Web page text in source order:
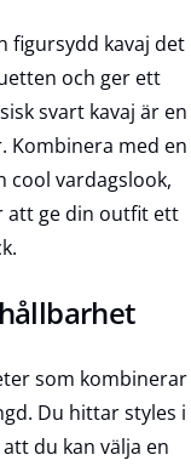
figursydd kavaj det
och ger ett
svart kavaj är en
Kombinera med en
cool vardagslook,
att ge din outfit ett
som kombinerar
Du hittar styles i
du kan välja en